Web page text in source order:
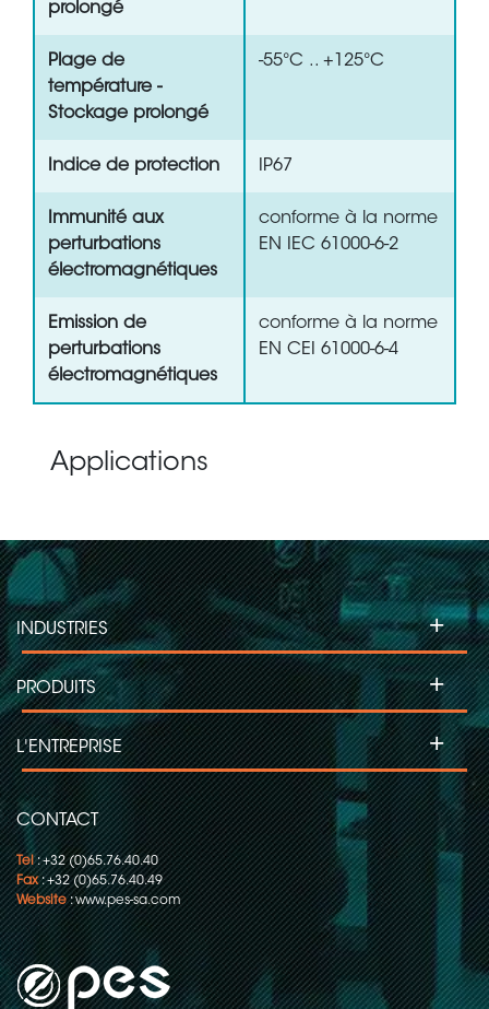
prolongé
Plage de
température -
Stockage prolongé
-55°C .. +125°C
Indice de protection IP67
Immunité aux
perturbations
électromagnétiques
conforme à la norme
EN IEC 61000-6-2
Emission de
perturbations
électromagnétiques
conforme à la norme
EN CEI 61000-6-4
Applications
CONTACT
Tel: +32 (0)65.76.40.40
Fax: +32 (0)65.76.40.49
Website:www.pes-sa.com
INDUSTRIES +
PRODUITS +
L'ENTREPRISE +